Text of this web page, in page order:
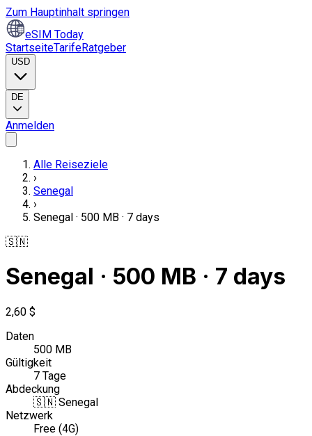
Zum Hauptinhalt springen
eSIM Today
StartseiteTarifeRatgeber
USD
DE
Anmelden
Alle Reiseziele
›
Senegal
›
Senegal · 500 MB · 7 days
🇸🇳
Senegal · 500 MB · 7 days
2,60 $
Daten
500 MB
Gültigkeit
7 Tage
Abdeckung
🇸🇳 Senegal
Netzwerk
Free (4G)